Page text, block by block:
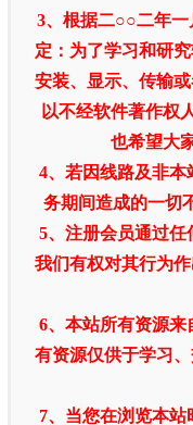
3、根据二○○二年
定：为了学习和研
安装、显示、传输
以不经软件著作权
也希望大
4、若因线路及非
务期间造成的一切
5、注册会员通过任
我们有权对其行为
6、本站所有资源
有资源仅供于学习
7、当您在浏览本